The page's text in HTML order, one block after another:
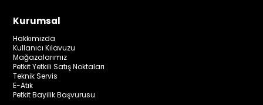
Kurumsal
Hakkımızda
Kullanıcı Kılavuzu
Mağazalarımız
Petkit Yetkili Satış Noktaları
Teknik Servis
E-Atık
Petkit Bayilik Başvurusu